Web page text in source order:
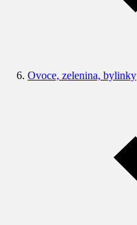
Ovoce, zelenina, bylinky